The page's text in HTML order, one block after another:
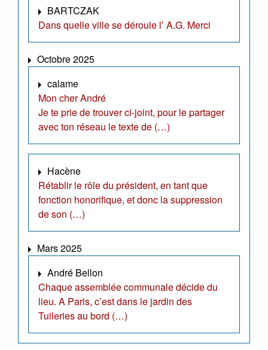
BARTCZAK
Dans quelle ville se déroule l’ A.G. Merci
Octobre 2025
calame
Mon cher André
Je te prie de trouver ci-joint, pour le partager
avec ton réseau le texte de (…)
Hacène
Rétablir le rôle du président, en tant que
fonction honorifique, et donc la suppression
de son (…)
Mars 2025
André Bellon
Chaque assemblée communale décide du
lieu. A Paris, c’est dans le jardin des
Tuileries au bord (…)